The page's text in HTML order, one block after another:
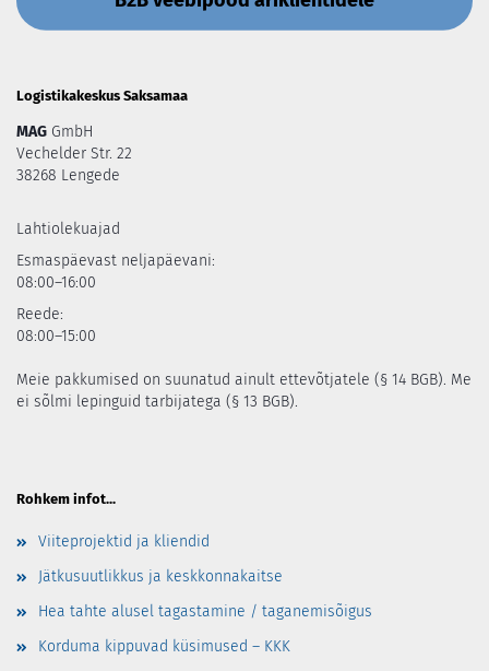
Logistikakeskus Saksamaa
MAG GmbH
Vechelder Str. 22
38268 Lengede
Lahtiolekuajad
Esmaspäevast neljapäevani:
08:00–16:00
Reede:
08:00–15:00
Meie pakkumised on suunatud ainult ettevõtjatele (§ 14 BGB). Me
ei sõlmi lepinguid tarbijatega (§ 13 BGB).
Rohkem infot...
Viiteprojektid ja kliendid
Jätkusuutlikkus ja keskkonnakaitse
Hea tahte alusel tagastamine / taganemisõigus
Korduma kippuvad küsimused – KKK